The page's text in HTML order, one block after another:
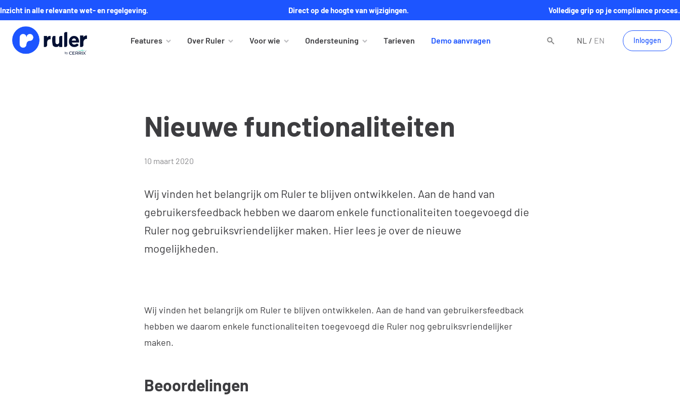
Inzicht in alle relevante wet- en regelgeving. Direct op de hoogte van wijzigingen. Volledige grip op je compliance proces.
Features Over Ruler Voor wie Ondersteuning Tarieven Demo aanvragen NL EN Inloggen
Nieuwe functionaliteiten
10 maart 2020
Wij vinden het belangrijk om Ruler te blijven ontwikkelen. Aan de hand van
gebruikersfeedback hebben we daarom enkele functionaliteiten toegevoegd die
Ruler nog gebruiksvriendelijker maken. Hier lees je over de nieuwe
mogelijkheden.
Wij vinden het belangrijk om Ruler te blijven ontwikkelen. Aan de hand van gebruikersfeedback
hebben we daarom enkele functionaliteiten toegevoegd die Ruler nog gebruiksvriendelijker
maken.
Beoordelingen